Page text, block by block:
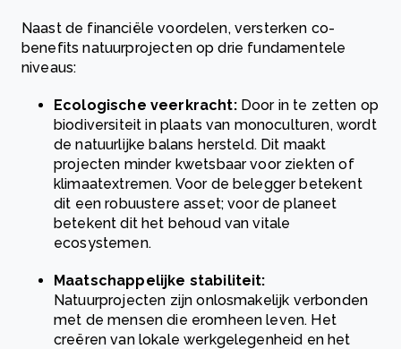
Naast de financiële voordelen, versterken co-
benefits natuurprojecten op drie fundamentele
niveaus:
Ecologische veerkracht:Door in te zetten op
biodiversiteit in plaats van monoculturen, wordt
de natuurlijke balans hersteld. Dit maakt
projecten minder kwetsbaar voor ziekten of
klimaatextremen. Voor de belegger betekent
dit een robuustere asset; voor de planeet
betekent dit het behoud van vitale
ecosystemen.
Maatschappelijke stabiliteit:
Natuurprojecten zijn onlosmakelijk verbonden
met de mensen die eromheen leven. Het
creëren van lokale werkgelegenheid en het